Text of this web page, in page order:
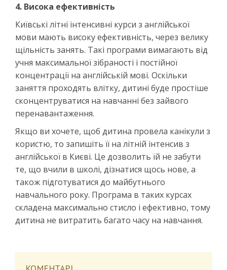
4. Висока ефективність
Київські літні інтенсивні курси з англійської
мови мають високу ефективність, через велику
щільність занять. Такі програми вимагають від
учня максимальної зібраності і постійної
концентрації на англійській мові. Оскільки
заняття проходять влітку, дитині буде простіше
сконцентруватися на навчанні без зайвого
перенавантаження.
Якщо ви хочете, щоб дитина провела канікули з
користю, то запишіть її на літній інтенсив з
англійської в Києві. Це дозволить їй не забути
те, що вчили в школі, дізнатися щось нове, а
також підготуватися до майбутнього
навчального року. Програма в таких курсах
складена максимально стисло і ефективно, тому
дитина не витратить багато часу на навчання.